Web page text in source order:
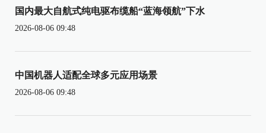
国内最大自航式纯电驱布缆船“蓝海领航”下水
2026-08-06 09:48
中国机器人适配全球多元应用场景
2026-08-06 09:48